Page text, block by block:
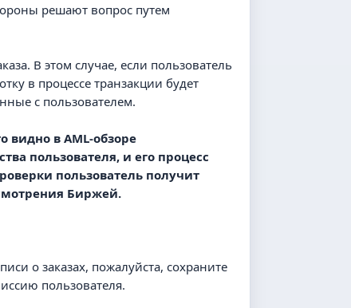
решают вопрос путем
В этом случае, если пользователь
в процессе транзакции будет
с пользователем.
видно в AML-обзоре
пользователя, и его процесс
пользователь получит
Биржей.
о заказах, пожалуйста, сохраните
пользователя.